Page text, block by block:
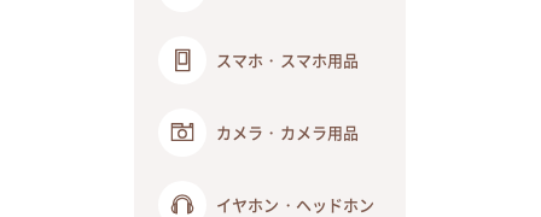
スマホ・スマホ用品
カメラ・カメラ用品
イヤホン・ヘッドホン